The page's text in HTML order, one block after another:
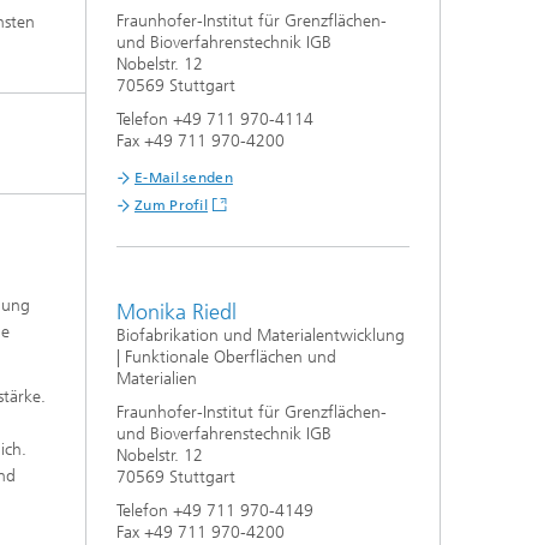
Fraunhofer-Institut für Grenzflächen-
und Bioverfahrenstechnik IGB
Nobelstr. 12
70569 Stuttgart
Telefon +49 711 970-4114
Fax +49 711 970-4200
E-Mail senden
Zum Profil
Monika Riedl
Biofabrikation und Materialentwicklung
| Funktionale Oberflächen und
Materialien
Fraunhofer-Institut für Grenzflächen-
und Bioverfahrenstechnik IGB
Nobelstr. 12
70569 Stuttgart
Telefon +49 711 970-4149
Fax +49 711 970-4200